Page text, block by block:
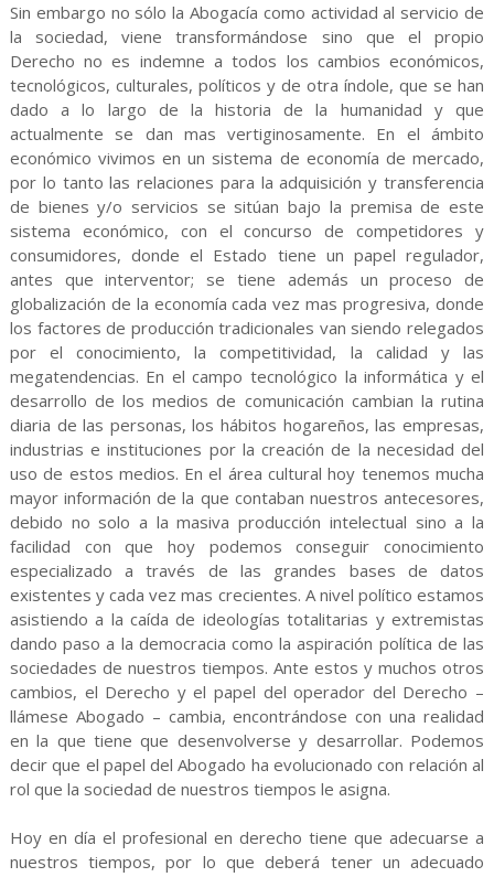
Sin embargo no sólo la Abogacía como actividad al servicio de
la sociedad, viene transformándose sino que el propio
Derecho no es indemne a todos los cambios económicos,
tecnológicos, culturales, políticos y de otra índole, que se han
dado a lo largo de la historia de la humanidad y que
actualmente se dan mas vertiginosamente. En el ámbito
económico vivimos en un sistema de economía de mercado,
por lo tanto las relaciones para la adquisición y transferencia
de bienes y/o servicios se sitúan bajo la premisa de este
sistema económico, con el concurso de competidores y
consumidores, donde el Estado tiene un papel regulador,
antes que interventor; se tiene además un proceso de
globalización de la economía cada vez mas progresiva, donde
los factores de producción tradicionales van siendo relegados
por el conocimiento, la competitividad, la calidad y las
megatendencias. En el campo tecnológico la informática y el
desarrollo de los medios de comunicación cambian la rutina
diaria de las personas, los hábitos hogareños, las empresas,
industrias e instituciones por la creación de la necesidad del
uso de estos medios. En el área cultural hoy tenemos mucha
mayor información de la que contaban nuestros antecesores,
debido no solo a la masiva producción intelectual sino a la
facilidad con que hoy podemos conseguir conocimiento
especializado a través de las grandes bases de datos
existentes y cada vez mas crecientes. A nivel político estamos
asistiendo a la caída de ideologías totalitarias y extremistas
dando paso a la democracia como la aspiración política de las
sociedades de nuestros tiempos. Ante estos y muchos otros
cambios, el Derecho y el papel del operador del Derecho –
llámese Abogado – cambia, encontrándose con una realidad
en la que tiene que desenvolverse y desarrollar. Podemos
decir que el papel del Abogado ha evolucionado con relación al
rol que la sociedad de nuestros tiempos le asigna.
Hoy en día el profesional en derecho tiene que adecuarse a
nuestros tiempos, por lo que deberá tener un adecuado